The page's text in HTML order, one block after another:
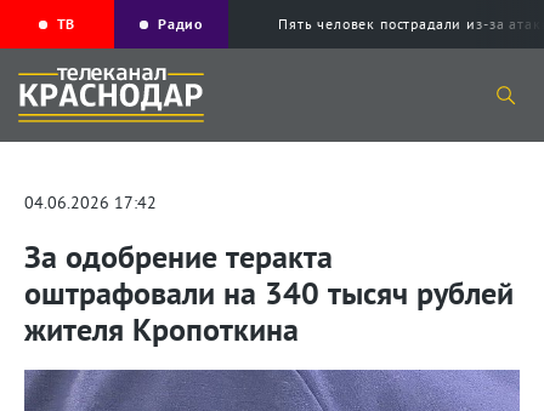
ТВ Радио Пять человек пострадали из-за
04.06.2026 17:42
За одобрение теракта
оштрафовали на 340 тысяч рублей
жителя Кропоткина